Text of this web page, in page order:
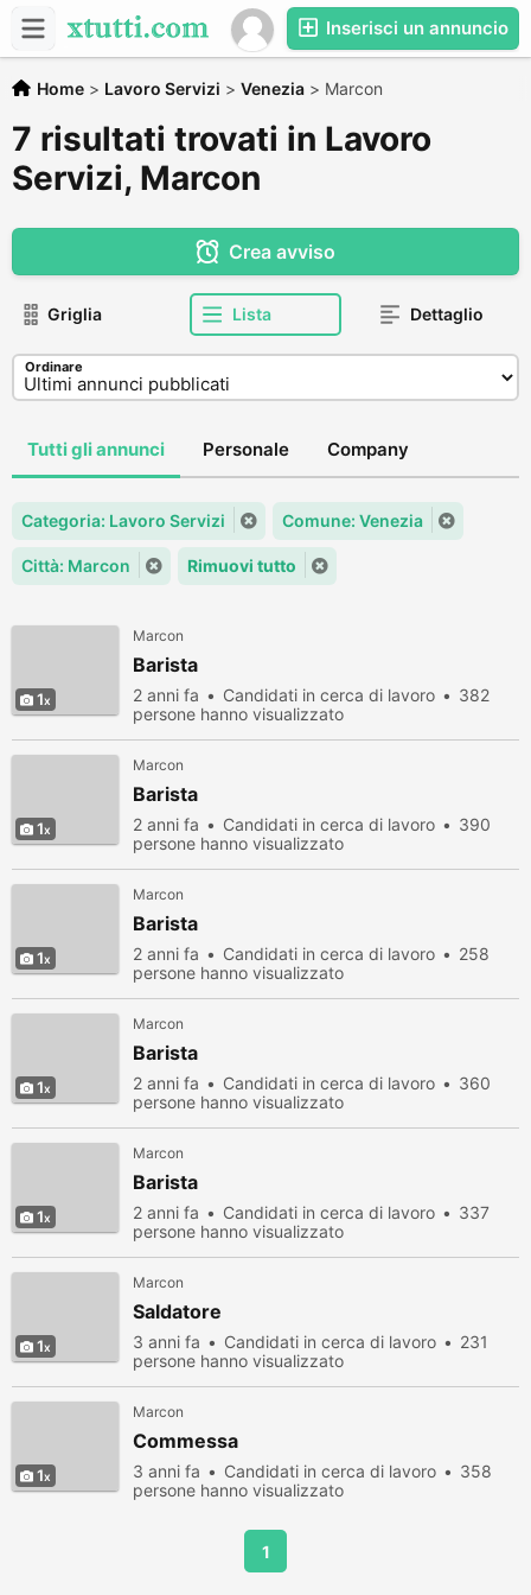
Inserisci un annuncio
Home > Lavoro Servizi > Venezia > Marcon
7 risultati trovati in Lavoro
Servizi, Marcon
Crea avviso
Griglia Lista Dettaglio
Ordinare
Tutti gli annunci Personale Company
Categoria: Lavoro Servizi Comune: Venezia
Città: Marcon Rimuovi tutto
1
Marcon
Barista
2 anni fa Candidati in cerca di lavoro
382
persone hanno visualizzato
1
Marcon
Barista
2 anni fa Candidati in cerca di lavoro
390
persone hanno visualizzato
1
Marcon
Barista
2 anni fa Candidati in cerca di lavoro
258
persone hanno visualizzato
1
Marcon
Barista
2 anni fa Candidati in cerca di lavoro
360
persone hanno visualizzato
1
Marcon
Barista
2 anni fa Candidati in cerca di lavoro
337
persone hanno visualizzato
1
Marcon
Saldatore
3 anni fa Candidati in cerca di lavoro
231
persone hanno visualizzato
1
Marcon
Commessa
3 anni fa Candidati in cerca di lavoro
358
persone hanno visualizzato
1